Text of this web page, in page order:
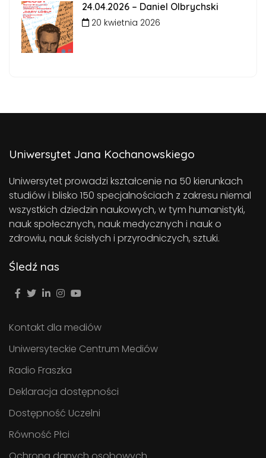
24.04.2026 – Daniel Olbrychski
20 kwietnia 2026
Uniwersytet Jana Kochanowskiego
Uniwersytet prowadzi kształcenie na 50 kierunkach
studiów i blisko 150 specjalnościach z zakresu niemal
wszystkich dziedzin naukowych, w tym humanistyki,
nauk społecznych, nauk medycznych i nauk o
zdrowiu, nauk ścisłych i przyrodniczych, sztuki.
Śledź nas
Kontakt dla mediów
Uniwersyteckie Centrum Mediów
Radio Fraszka
Deklaracja dostępności
Dostępność Uczelni
Równość Płci